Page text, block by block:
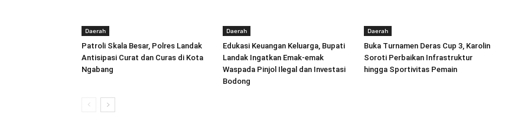
Daerah
Patroli Skala Besar, Polres Landak
Antisipasi Curat dan Curas di Kota
Ngabang
Daerah
Edukasi Keuangan Keluarga, Bupati
Landak Ingatkan Emak-emak
Waspada Pinjol Ilegal dan Investasi
Bodong
Daerah
Buka Turnamen Deras Cup 3, Karolin
Soroti Perbaikan Infrastruktur
hingga Sportivitas Pemain